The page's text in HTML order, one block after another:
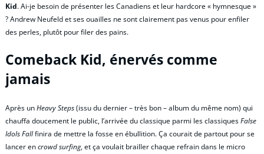
Kid. Ai-je besoin de présenter les Canadiens et leur hardcore « hymnesque »
? Andrew Neufeld et ses ouailles ne sont clairement pas venus pour enfiler
des perles, plutôt pour filer des pains.
Comeback Kid, énervés comme
jamais
Après unHeavy Steps(issu du dernier – très bon – album du même nom) qui
chauffa doucement le public, l’arrivée du classique parmi les classiquesFalse
Idols Fallfinira de mettre la fosse en ébullition. Ça courait de partout pour se
lancer encrowd surfing, et ça voulait brailler chaque refrain dans le micro